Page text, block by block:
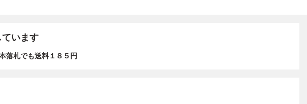
います
札でも送料１８５円